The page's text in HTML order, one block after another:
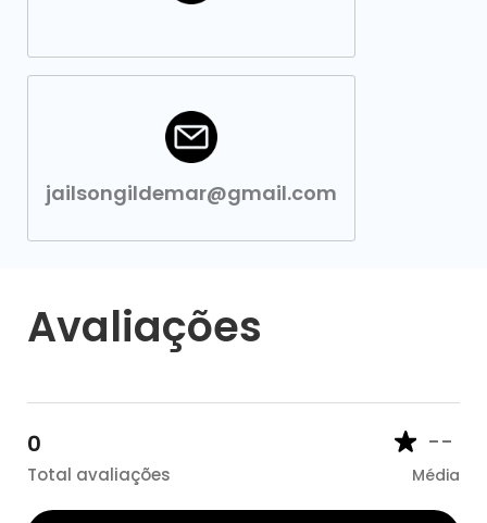
jailsongildemar@gmail.com
Avaliações
0
Total avaliações
--
Média